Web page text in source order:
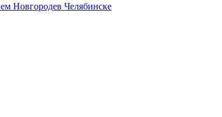
Новгородев Челябинске